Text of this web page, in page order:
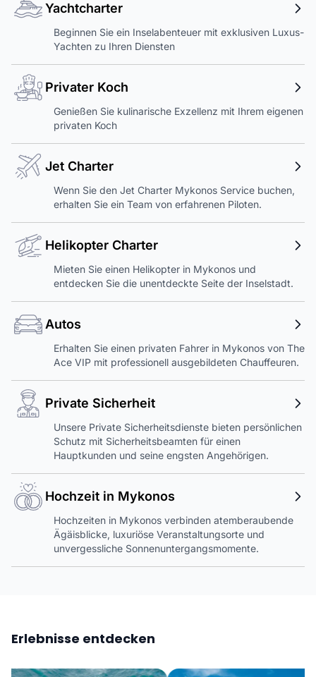
Yachtcharter
Beginnen Sie ein Inselabenteuer mit exklusiven Luxus-
Yachten zu Ihren Diensten
Privater Koch
Genießen Sie kulinarische Exzellenz mit Ihrem eigenen
privaten Koch
Jet Charter
Wenn Sie den Jet Charter Mykonos Service buchen,
erhalten Sie ein Team von erfahrenen Piloten.
Helikopter Charter
Mieten Sie einen Helikopter in Mykonos und
entdecken Sie die unentdeckte Seite der Inselstadt.
Autos
Erhalten Sie einen privaten Fahrer in Mykonos von The
Ace VIP mit professionell ausgebildeten Chauffeuren.
Private Sicherheit
Unsere Private Sicherheitsdienste bieten persönlichen
Schutz mit Sicherheitsbeamten für einen
Hauptkunden und seine engsten Angehörigen.
Hochzeit in Mykonos
Hochzeiten in Mykonos verbinden atemberaubende
Ägäisblicke, luxuriöse Veranstaltungsorte und
unvergessliche Sonnenuntergangsmomente.
Erlebnisse entdecken